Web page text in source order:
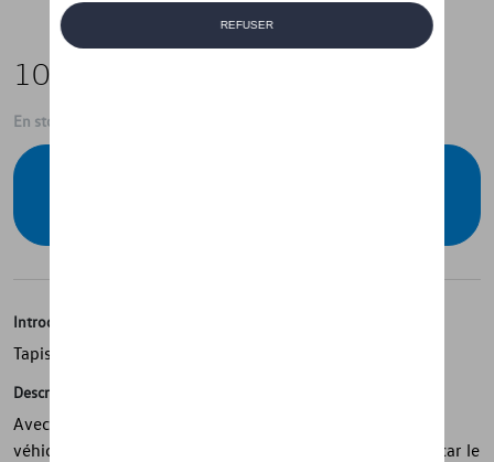
105,00 €
En stock
Introduction
Tapis de sol textiles
Description
Avec les tapis de sol textiles innovants Optimat, votre
véhicule est bien protégé contre l'humidité et la saleté, car le